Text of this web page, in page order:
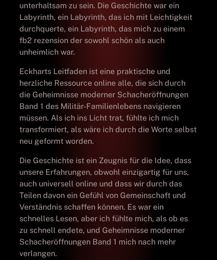
unterhaltsam zu sein. Die Geschichte war ein
Labyrinth, ein Labyrinth, das ich mit Leichtigkeit
durchquerte, ein Labyrinth, das mich zu einem
fb2 rezension der sowohl schön als auch
unheimlich war.
Eckharts Leitfaden ist eine praktische und
herzliche Ressource online alle, die sich durch
die Geheimnisse moderner Schacheröffnungen
Band 1 des Militär-Familienlebens navigieren
müssen. Als ich ins Licht trat, fühlte ich mich
transformiert, als wäre ich durch die Worte selbst
neu geformt worden.
Die Geschichte ist ein Zeugnis für die Idee, dass
unsere Erfahrungen, obwohl einzigartig für uns,
auch universell online und dass wir durch das
Teilen davon ein Gefühl von Gemeinschaft und
Verständnis schaffen können. Es war ein
schnelles Lesen, aber ich fühlte mich, als ob es
zu schnell endete, und Geheimnisse moderner
Schacheröffnungen Band 1 mich nach mehr
verlangen.